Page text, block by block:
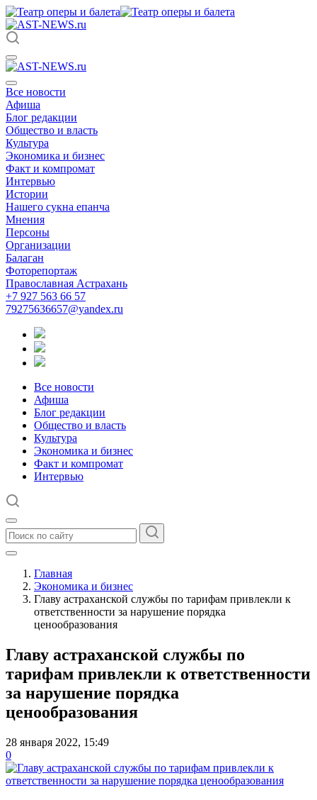
Все новости
Афиша
Блог редакции
Общество и власть
Культура
Экономика и бизнес
Факт и компромат
Интервью
Истории
Нашего сукна епанча
Мнения
Персоны
Организации
Балаган
Фоторепортаж
Православная Астрахань
+7 927 563 66 57
79275636657@yandex.ru
Все новости
Афиша
Блог редакции
Общество и власть
Культура
Экономика и бизнес
Факт и компромат
Интервью
Главная
Экономика и бизнес
Главу астраханской службы по тарифам привлекли к
ответственности за нарушение порядка
ценообразования
Главу астраханской службы по
тарифам привлекли к ответственности
за нарушение порядка
ценообразования
28 января 2022, 15:49
0